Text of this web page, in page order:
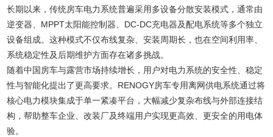
长期以来，传统房车电力系统普遍采用多设备分散安装模式，通常由
逆变器、MPPT太阳能控制器、DC-DC充电器及配电系统等多个独立
设备组成。这种模式不仅布线复杂、安装周期长，也在空间利用率、
系统稳定性及后期维护方面存在诸多挑战。
随着中国房车与露营市场持续增长，用户对电力系统的安全性、稳定
性与智能化提出了更高要求。RENOGY房车专用离网供电系统通过将
核心电力模块集成于单一紧凑平台，大幅减少复杂布线与外部连接结
构，帮助整车企业、改装厂及终端用户实现更高效、更安全的用电体
验。